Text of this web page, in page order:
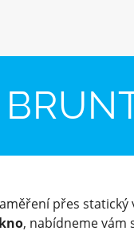
přes
, nabídneme vám